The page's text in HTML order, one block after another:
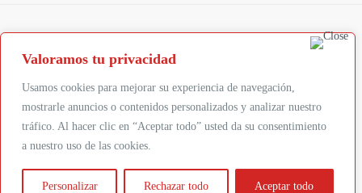
Valoramos tu privacidad
Usamos cookies para mejorar su experiencia de navegación,
mostrarle anuncios o contenidos personalizados y analizar nuestro
tráfico. Al hacer clic en “Aceptar todo” usted da su consentimiento
a nuestro uso de las cookies.
Personalizar Rechazar todo Aceptar todo
Abonnez-vous à la newsletter
Suivez-nous :